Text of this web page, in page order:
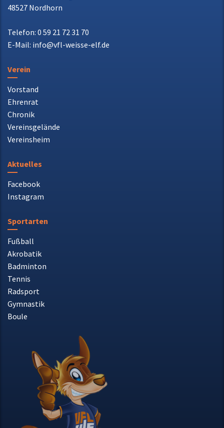
VfL Weiße Elf 1919 e.V.
Ootmarsumer Weg 155
48527 Nordhorn
Telefon: 0 59 21 72 31 70
E-Mail: info@vfl-weisse-elf.de
Verein
Vorstand
Ehrenrat
Vereinsgelände
Vereinsheim
Aktuelles
Facebook
Instagram
Sportarten
Fußball
Akrobatik
Badminton
Tennis